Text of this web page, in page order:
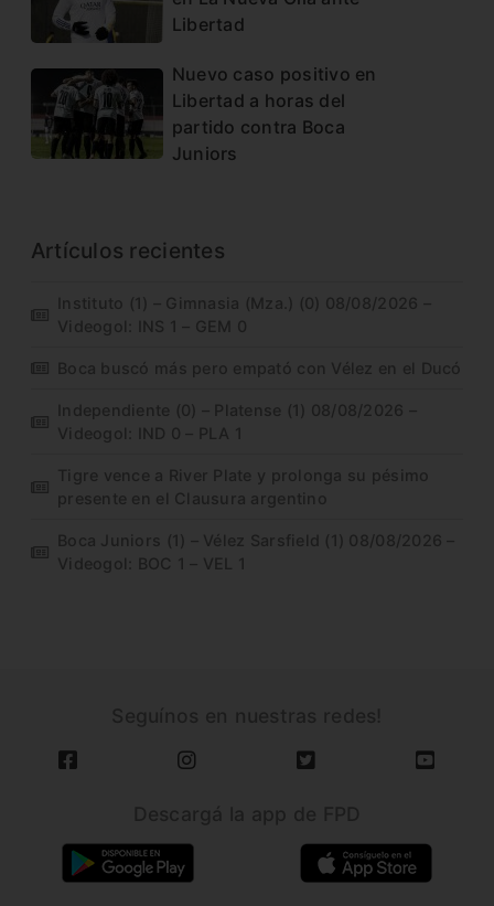
Libertad
Nuevo caso positivo en
Libertad a horas del
partido contra Boca
Juniors
Artículos recientes
Instituto (1) – Gimnasia (Mza.) (0) 08/08/2026 –
Videogol: INS 1 – GEM 0
Boca buscó más pero empató con Vélez en el Ducó
Independiente (0) – Platense (1) 08/08/2026 –
Videogol: IND 0 – PLA 1
Tigre vence a River Plate y prolonga su pésimo
presente en el Clausura argentino
Boca Juniors (1) – Vélez Sarsfield (1) 08/08/2026 –
Videogol: BOC 1 – VEL 1